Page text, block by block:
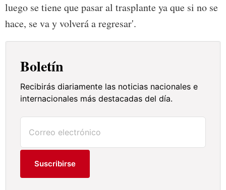
luego se tiene que pasar al trasplante ya que si no se
hace, se va y volverá a regresar'.
Boletín
Recibirás diariamente las noticias nacionales e
internacionales más destacadas del día.
Suscribirse